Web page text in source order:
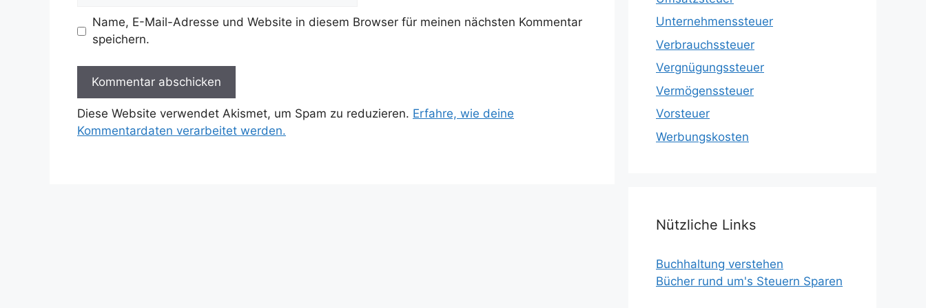
Name, E-Mail-Adresse und Website in diesem Browser für meinen nächsten Kommentar
speichern.
Diese Website verwendet Akismet, um Spam zu reduzieren. Erfahre, wie deine
Kommentardaten verarbeitet werden.
Unternehmenssteuer
Verbrauchssteuer
Vergnügungssteuer
Vermögenssteuer
Vorsteuer
Werbungskosten
Nützliche Links
Buchhaltung verstehen
Bücher rund um's Steuern Sparen